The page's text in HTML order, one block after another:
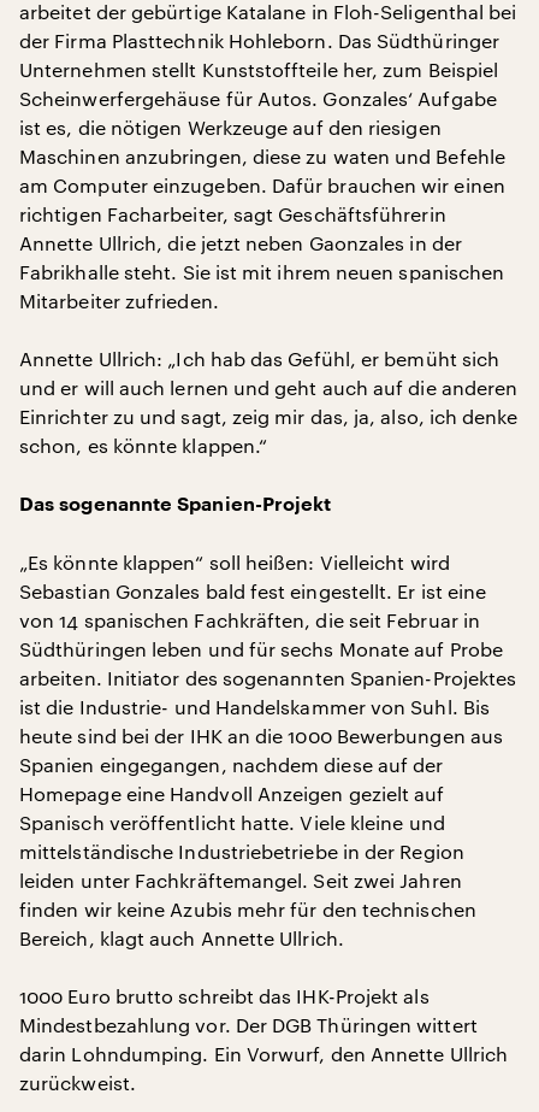
arbeitet der gebürtige Katalane in Floh-Seligenthal bei
der Firma Plasttechnik Hohleborn. Das Südthüringer
Unternehmen stellt Kunststoffteile her, zum Beispiel
Scheinwerfergehäuse für Autos. Gonzales‘ Aufgabe
ist es, die nötigen Werkzeuge auf den riesigen
Maschinen anzubringen, diese zu waten und Befehle
am Computer einzugeben. Dafür brauchen wir einen
richtigen Facharbeiter, sagt Geschäftsführerin
Annette Ullrich, die jetzt neben Gaonzales in der
Fabrikhalle steht. Sie ist mit ihrem neuen spanischen
Mitarbeiter zufrieden.
Annette Ullrich: „Ich hab das Gefühl, er bemüht sich
und er will auch lernen und geht auch auf die anderen
Einrichter zu und sagt, zeig mir das, ja, also, ich denke
schon, es könnte klappen.“
Das sogenannte Spanien-Projekt
„Es könnte klappen“ soll heißen: Vielleicht wird
Sebastian Gonzales bald fest eingestellt. Er ist eine
von 14 spanischen Fachkräften, die seit Februar in
Südthüringen leben und für sechs Monate auf Probe
arbeiten. Initiator des sogenannten Spanien-Projektes
ist die Industrie- und Handelskammer von Suhl. Bis
heute sind bei der IHK an die 1000 Bewerbungen aus
Spanien eingegangen, nachdem diese auf der
Homepage eine Handvoll Anzeigen gezielt auf
Spanisch veröffentlicht hatte. Viele kleine und
mittelständische Industriebetriebe in der Region
leiden unter Fachkräftemangel. Seit zwei Jahren
finden wir keine Azubis mehr für den technischen
Bereich, klagt auch Annette Ullrich.
1000 Euro brutto schreibt das IHK-Projekt als
Mindestbezahlung vor. Der DGB Thüringen wittert
darin Lohndumping. Ein Vorwurf, den Annette Ullrich
zurückweist.